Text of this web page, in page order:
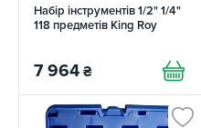
Набір інструментів 1/2" 1/4"
118 предметів King Roy
7 964 ₴